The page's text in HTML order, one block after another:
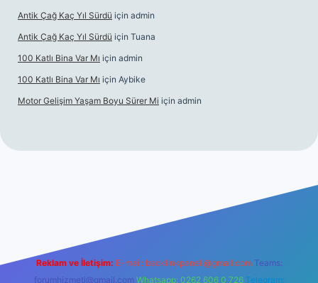
Antik Çağ Kaç Yıl Sürdü için admin
Antik Çağ Kaç Yıl Sürdü için Tuana
100 Katlı Bina Var Mı için admin
100 Katlı Bina Var Mı için Aybike
Motor Gelişim Yaşam Boyu Sürer Mi için admin
Reklam ve İletişim: E-mail: backlinkpaneli@gmail.com Teams:
forumhizmeti@gmail.com Whatsapp: 0262 606 0 726 Telegram: